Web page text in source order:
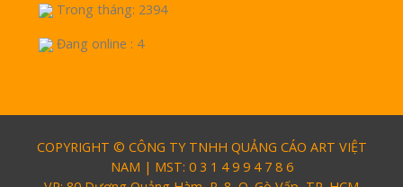
Trong tháng: 2394
Đang online : 4
COPYRIGHT © CÔNG TY TNHH QUẢNG CÁO ART VIỆT
NAM | MST: 0 3 1 4 9 9 4 7 8 6